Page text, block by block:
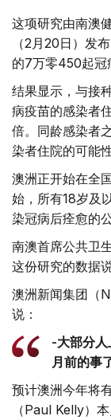
这项研究由南澳
（2月20日）发
的7万零450起冠
结果显示，与接
病疫苗的感染者
倍。同龄感染者
染者住院的可能
澳洲正开始在全
始，所有18岁及
染冠病后痊愈的
南澳首席公共卫
这份研究的数据
澳洲新闻集团（
说：
-大部分
月前的事
预计澳洲今年将
（Paul Kelly）